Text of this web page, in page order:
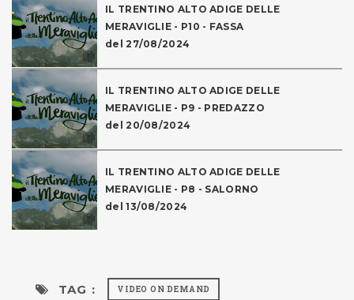
IL TRENTINO ALTO ADIGE DELLE
MERAVIGLIE - P10 - FASSA
del 27/08/2024
IL TRENTINO ALTO ADIGE DELLE
MERAVIGLIE - P9 - PREDAZZO
del 20/08/2024
IL TRENTINO ALTO ADIGE DELLE
MERAVIGLIE - P8 - SALORNO
del 13/08/2024
TAG : VIDEO ON DEMAND